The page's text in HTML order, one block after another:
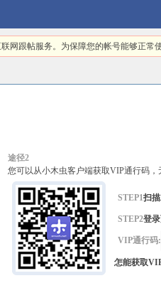
网跟帖服务。为保障您的帐号能够正常
途径2
您可以从小木虫客户端获取VIP通行码，
STEP1扫
STEP2登
VIP通行码:
怎能获取